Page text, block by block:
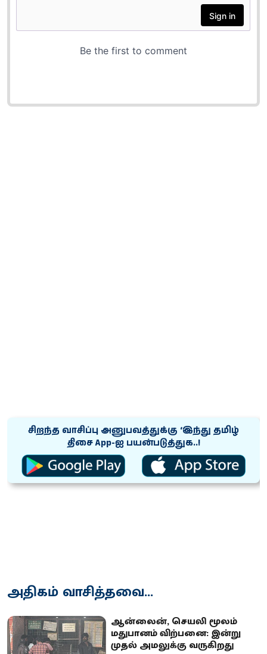
சிறந்த வாசிப்பு அனுபவத்துக்கு ‘இந்து தமிழ்
திசை App-ஐ பயன்படுத்துக..!
அதிகம் வாசித்தவை...
ஆன்லைன், செயலி மூலம்
மதுபானம் விற்பனை: இன்று
முதல் அமலுக்கு வருகிறது